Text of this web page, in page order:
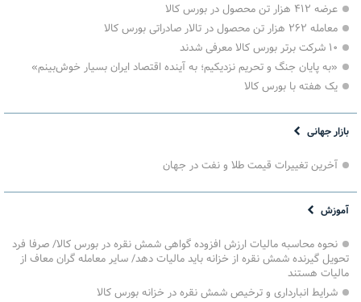
عرضه ۴۱۲ هزار تن محصول در بورس کالا
معامله ۲۶۲ هزار تن محصول در تالار صادراتی بورس کالا
۱۰ شرکت برتر بورس کالا معرفی شدند
«به پایان جنگ و تحریم نزدیکیم؛ به آینده اقتصاد ایران بسیار خوش‌بینم»
یک هفته با بورس کالا
بازار جهانی
آخرین تغییرات قیمت طلا و نفت در جهان
آموزش
نحوه محاسبه مالیات ارزش افزوده گواهی شمش نقره در بورس کالا/ صرفا فرد
تحویل گیرنده شمش نقره از خزانه باید مالیات دهد/ سایر معامله گران معاف از
مالیات هستند
شرایط انبارداری و ترخیص شمش نقره در خزانه بورس کالا